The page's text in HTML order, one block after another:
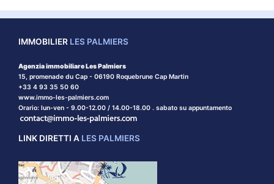
IMMOBILIER LES PALMIERS
Agenzia immobiliare Les Palmiers
15, promenade du Cap - 06190 Roquebrune Cap Martin
+33 4 93 35 50 60
www.immo-les-palmiers.com
Orario: lun-ven - 9.00-12.00 / 14.00-18.00 . sabato su appuntamento
LINK DIRETTI A LES PALMIERS